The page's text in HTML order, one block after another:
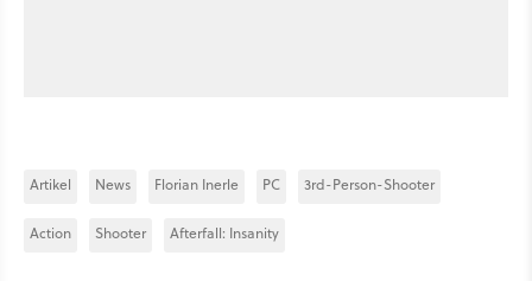
Artikel News Florian Inerle PC 3rd-Person-Shooter
Action Shooter Afterfall: Insanity